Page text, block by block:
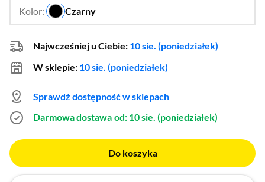
Kolor: Czarny
…
Najwcześniej u Ciebie: 10 sie. (poniedziałek)
W sklepie: 10 sie. (poniedziałek)
Sprawdź dostępność w sklepach
Darmowa dostawa od: 10 sie. (poniedziałek)
Do koszyka